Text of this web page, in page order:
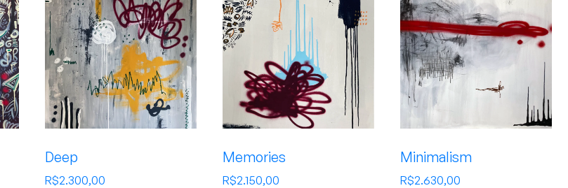
Deep
R$2.300,00
Memories
R$2.150,00
Minimalism
R$2.630,00